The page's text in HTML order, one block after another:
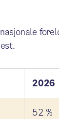
2026
52 %